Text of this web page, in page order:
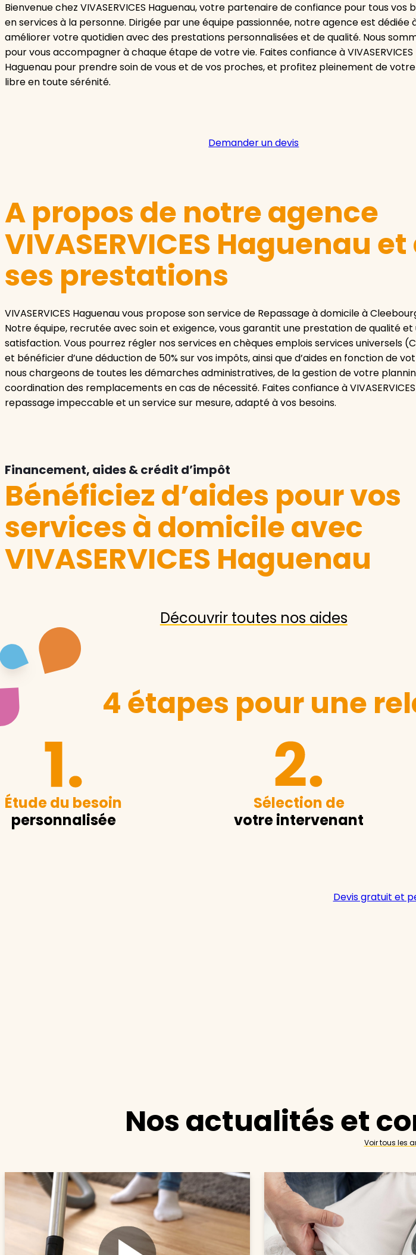
Bienvenue chez VIVASERVICES Haguenau, votre partenaire de confiance pour tous vos
en services à la personne. Dirigée par une équipe passionnée, notre agence est dédiée
améliorer votre quotidien avec des prestations personnalisées et de qualité. Nous
pour vous accompagner à chaque étape de votre vie. Faites confiance à VIVASERVICES
Haguenau pour prendre soin de vous et de vos proches, et profitez pleinement de
libre en toute sérénité.
Demander un devis
A propos de notre agence
VIVASERVICES Haguenau et
ses prestations
VIVASERVICES Haguenau vous propose son service de Repassage à domicile à
Notre équipe, recrutée avec soin et exigence, vous garantit une prestation de qualité
satisfaction. Vous pourrez régler nos services en chèques emplois services universels
et bénéficier d’une déduction de 50% sur vos impôts, ainsi que d’aides en fonction de
nous chargeons de toutes les démarches administratives, de la gestion de votre
coordination des remplacements en cas de nécessité. Faites confiance à
repassage impeccable et un service sur mesure, adapté à vos besoins.
Financement, aides & crédit d’impôt
Bénéficiez d’aides pour vos
services à domicile avec
VIVASERVICES Haguenau
Découvrir toutes nos aides
4 étapes pour une
Étude du besoin
personnalisée
Sélection de
votre intervenant
Devis gratuit et
Nos actualités et
Voir tous les